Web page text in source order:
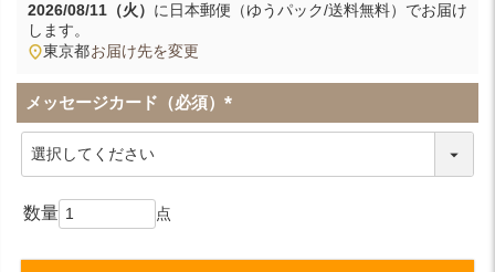
2026/08/11（火） に 日本郵便（ゆうパック/送料無料） でお届け
します。
東京都お届け先を変更
メッセージカード（必須）
(